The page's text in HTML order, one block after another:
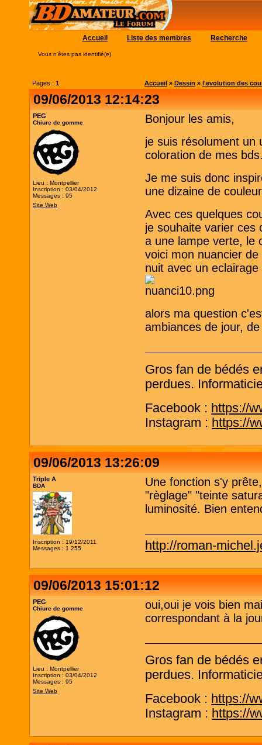
Accueil Liste des membres Recherche
Vous n'êtes pas identifié(e).
Pages : 1 Accueil » Dessin » l'evolution des
09/06/2013 12:14:23
PEG
Chiure de gomme
Lieu : Montpellier
Inscription : 03/04/2012
Messages : 95
Site Web
Bonjour les amis,
je suis résolument un
coloration de mes
Je me suis donc
une dizaine de
Avec ces quelques
je souhaite varier ces
a une lampe verte, le
voici mon nuancier
nuit avec un
alors ma question
ambiances de jour,
Gros fan de bédés
perdues.
Facebook : https://
Instagram : https://
09/06/2013 13:26:09
Triple A
BDA
Inscription : 19/12/2011
Messages : 1 255
Une fonction s'y
"règlage" "teinte
luminosité. Bien
http://roman-
09/06/2013 15:01:12
PEG
Chiure de gomme
Lieu : Montpellier
Inscription : 03/04/2012
Messages : 95
Site Web
oui,oui je vois bien
correspondant à la
Gros fan de bédés
perdues.
Facebook : https://
Instagram : https://